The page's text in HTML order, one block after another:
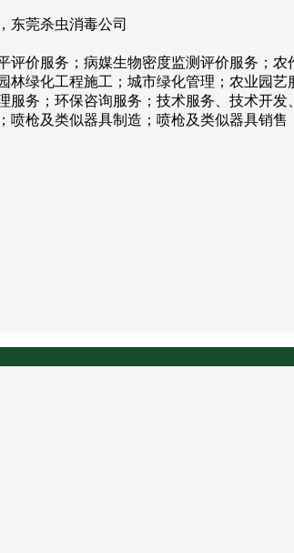
东莞杀虫消毒公司
价服务；病媒生物密度监测评价服务；
绿化工程施工；城市绿化管理；农业园
务；环保咨询服务；技术服务、技术开
枪及类似器具制造；喷枪及类似器具销